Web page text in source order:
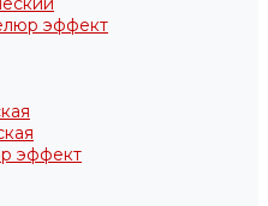
эффект
эффект